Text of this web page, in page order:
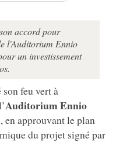
accord pour
l'Auditorium Ennio
un investissement
feu vert à
Auditorium Ennio
, en approuvant le plan
du projet signé par